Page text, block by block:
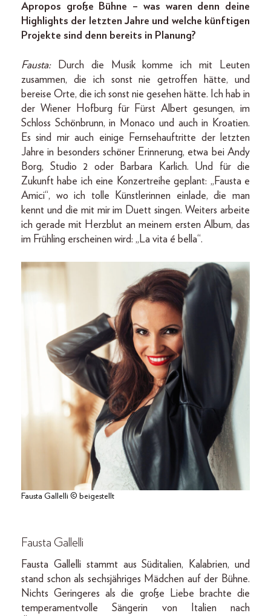
Apropos große Bühne – was waren denn deine
Highlights der letzten Jahre und welche künftigen
Projekte sind denn bereits in Planung?
Fausta:
Durch die Musik komme ich mit Leuten
zusammen, die ich sonst nie getroffen hätte, und
bereise Orte, die ich sonst nie gesehen hätte. Ich hab in
der Wiener Hofburg für Fürst Albert gesungen, im
Schloss Schönbrunn, in Monaco und auch in Kroatien.
Es sind mir auch einige Fernsehauftritte der letzten
Jahre in besonders schöner Erinnerung, etwa bei Andy
Borg, Studio 2 oder Barbara Karlich. Und für die
Zukunft habe ich eine Konzertreihe geplant: „Fausta e
Amici“, wo ich tolle Künstlerinnen einlade, die man
kennt und die mit mir im Duett singen. Weiters arbeite
ich gerade mit Herzblut an meinem ersten Album, das
im Frühling erscheinen wird: „La vita é bella“.
Fausta Gallelli © beigestellt
Fausta Gallelli
Fausta Gallelli stammt aus Süd­italien, Kalabrien, und
stand schon als sechsjähriges Mädchen auf der Bühne.
Nichts Geringeres als die große Liebe brachte die
temperamentvolle Sängerin von Italien nach